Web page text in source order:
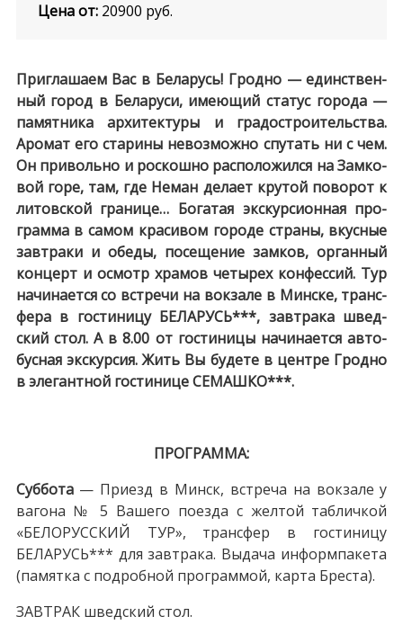
Цена от: 20900 руб.
Приглашаем Вас в Бе­ла­русь! Грод­но — един­ствен­
ный го­род в Бе­ла­ру­си, имею­щий ста­тус го­ро­да —
па­мят­ни­ка ар­хи­тек­ту­ры и гра­до­стро­и­тель­ства.
Аромат его ста­ри­ны не­воз­мож­но спу­тать ни с чем.
Он при­воль­но и рос­кош­но рас­по­ло­жил­ся на Зам­ко­
вой го­ре, там, где Не­ман де­ла­ет кру­той по­во­рот к
ли­тов­ской гра­ни­це… Бо­га­тая экс­кур­си­он­ная про­
грам­ма в са­мом кра­си­вом го­ро­де стра­ны, вкус­ные
завтраки и обе­ды, посещение зам­ков, органный
кон­церт и осмотр хра­мов че­ты­рех кон­фес­сий. Тур
на­чи­на­ет­ся со встре­чи на вок­за­ле в Мин­ске, транс­
фе­ра в го­сти­ни­цу БЕЛАРУСЬ***, зав­тра­ка швед­
ский стол. А в 8.00 от го­сти­ни­цы на­чи­на­ет­ся ав­то­
бус­ная экскурсия. Жить Вы бу­де­те в цен­тре Грод­но
в эле­гант­ной го­сти­ни­це СЕМАШКО***.
ПРОГРАММА:
Суб­бо­та — При­езд в Минск, встре­ча на вок­за­ле у
ва­го­на № 5 Ва­ше­го по­ез­да с жел­той таб­лич­кой
«БЕЛОРУССКИЙ ТУР», транс­фер в го­сти­ни­цу
БЕЛАРУСЬ*** для зав­тра­ка. Вы­да­ча ин­форм­па­ке­та
(па­мят­ка с по­дроб­ной про­грам­мой, кар­та Бре­ста).
ЗАВ­ТРАК швед­ский стол.